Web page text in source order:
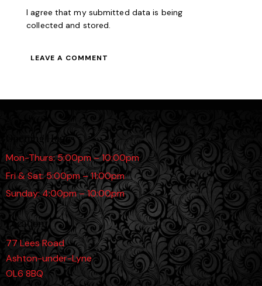
I agree that my submitted data is being
collected and stored.
Opening Hours
Mon-Thurs: 5:00pm – 10:00pm
Fri & Sat: 5:00pm – 11:00pm
Sunday: 4:00pm – 10:00pm
Location
77 Lees Road
Ashton-under-Lyne
OL6 8BQ